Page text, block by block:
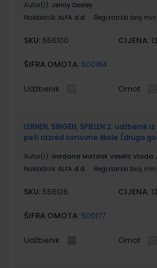
Autor(i): Jenny Dooley
Nakladnik: ALFA d.d. Registarski broj
SKU: 556100 CIJENA:
ŠIFRA OMOTA: 500164
Udžbenik Omot
LERNEN, SINGEN, SPIELEN 2;
peti razred osnovne škole (druga
Autor(i): Gordana Matolek Veselić
Nakladnik: ALFA d.d. Registarski broj
SKU: 556126 CIJENA:
ŠIFRA OMOTA: 500177
Udžbenik Omot